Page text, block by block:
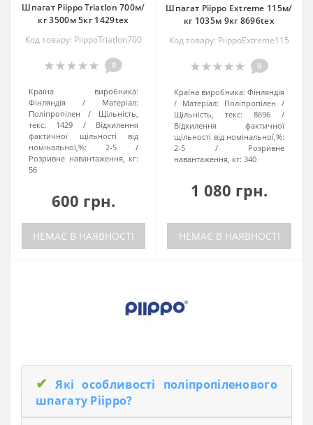
Шпагат Piippo Triatlon 700м/
кг 3500м 5кг 1429tex
Код товару: PiippoTriatlon700
0
Країна виробника:
Фінляндія
Матеріал:
Поліпропілен
Щільність,
текс:
1429
Відхилення
фактичної щільності від
номінальної,%:
2-5
Розривне навантаження, кг:
56
600 грн.
НЕМАЄ В НАЯВНОСТІ
Шпагат Piippo Extreme 115м/
кг 1035м 9кг 8696tex
Код товару: PiippoExtreme115
0
Країна виробника: Фінляндія
Матеріал:
Поліпропілен
Щільність, текс:
8696
Відхилення фактичної
щільності від номінальної,%:
2-5
Розривне
навантаження, кг: 340
1 080 грн.
НЕМАЄ В НАЯВНОСТІ
✔ Які особливості поліпропіленового
шпагату Piippo?